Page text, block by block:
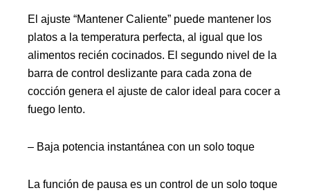
El ajuste “Mantener Caliente” puede mantener los
platos a la temperatura perfecta, al igual que los
alimentos recién cocinados. El segundo nivel de la
barra de control deslizante para cada zona de
cocción genera el ajuste de calor ideal para cocer a
fuego lento.
– Baja potencia instantánea con un solo toque
La función de pausa es un control de un solo toque